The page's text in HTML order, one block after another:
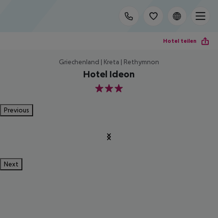
Hotel teilen
Griechenland | Kreta | Rethymnon
Hotel Ideon
3
Previous
Next